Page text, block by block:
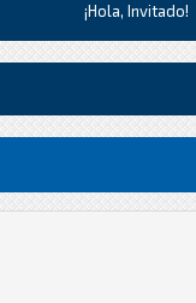
¡Hola, Invitado!